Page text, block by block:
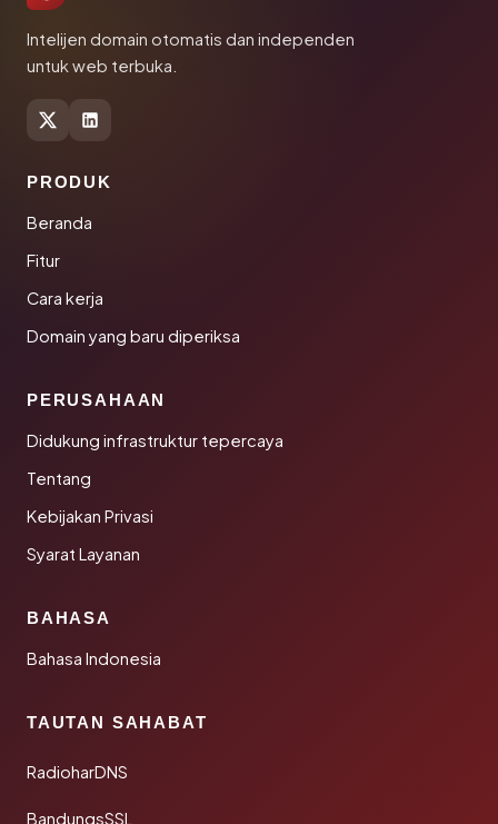
Intelijen domain otomatis dan independen
untuk web terbuka.
PRODUK
Beranda
Fitur
Cara kerja
Domain yang baru diperiksa
PERUSAHAAN
Didukung infrastruktur tepercaya
Tentang
Kebijakan Privasi
Syarat Layanan
BAHASA
Bahasa Indonesia
TAUTAN SAHABAT
RadioharDNS
BandungsSSL